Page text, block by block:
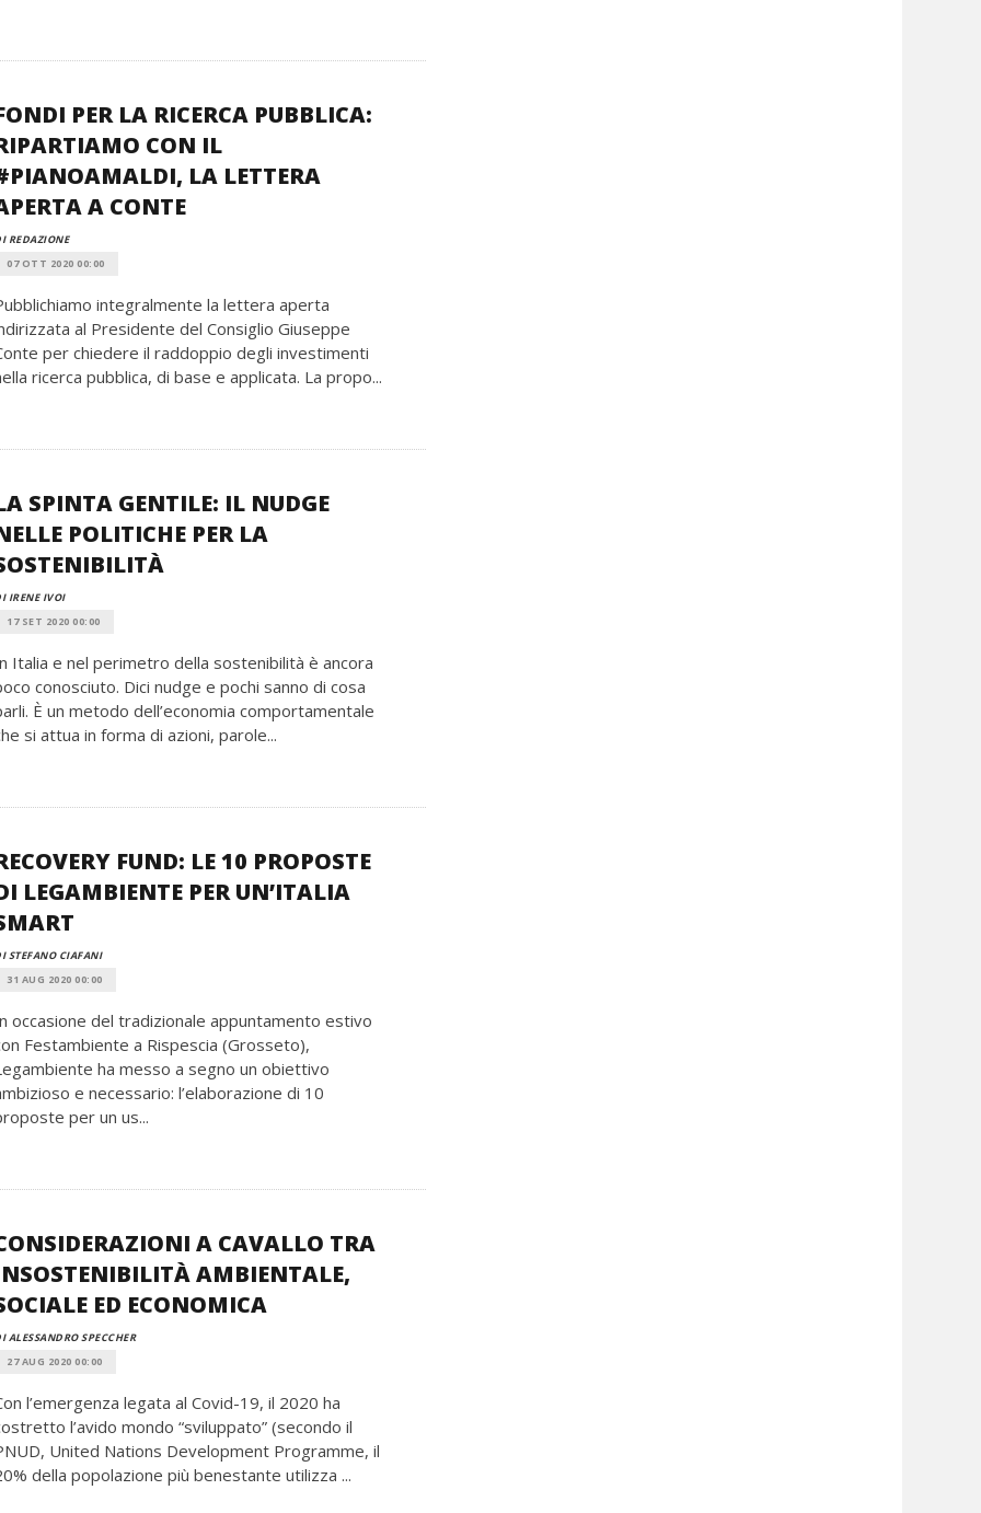
PER LA RICERCA PUBBLICA:
CON IL
LA LETTERA
A CONTE
REDAZIONE
07 OTT 2020 00:00
integralmente la lettera aperta
al Presidente del Consiglio Giuseppe
per chiedere il raddoppio degli investimenti
ricerca pubblica, di base e applicata. La propo...
SPINTA GENTILE: IL NUDGE
POLITICHE PER LA
IRENE IVOI
17 SET 2020 00:00
Italia e nel perimetro della sostenibilità è ancora
conosciuto. Dici nudge e pochi sanno di cosa
È un metodo dell’economia comportamentale
si attua in forma di azioni, parole...
FUND: LE 10 PROPOSTE
LEGAMBIENTE PER UN’ITALIA
STEFANO CIAFANI
31 AUG 2020 00:00
occasione del tradizionale appuntamento estivo
Festambiente a Rispescia (Grosseto),
ha messo a segno un obiettivo
e necessario: l’elaborazione di 10
per un us...
A CAVALLO TRA
AMBIENTALE,
ED ECONOMICA
ALESSANDRO SPECCHER
27 AUG 2020 00:00
l’emergenza legata al Covid-19, il 2020 ha
l’avido mondo “sviluppato” (secondo il
United Nations Development Programme, il
della popolazione più benestante utilizza ...